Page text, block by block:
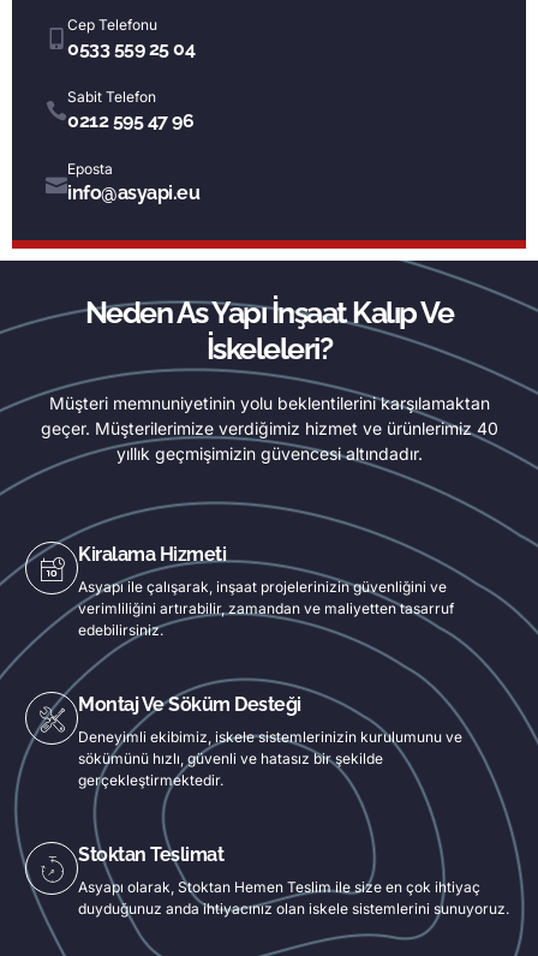
Cep Telefonu
0533 559 25 04
Sabit Telefon
0212 595 47 96
Eposta
info@asyapi.eu
Neden As Yapı İnşaat Kalıp Ve
İskeleleri?
Müşteri memnuniyetinin yolu beklentilerini karşılamaktan
geçer. Müşterilerimize verdiğimiz hizmet ve ürünlerimiz 40
yıllık geçmişimizin güvencesi altındadır.
Kiralama Hizmeti
Asyapı ile çalışarak, inşaat projelerinizin güvenliğini ve
verimliliğini artırabilir, zamandan ve maliyetten tasarruf
edebilirsiniz.
Montaj Ve Söküm Desteği
Deneyimli ekibimiz, iskele sistemlerinizin kurulumunu ve
sökümünü hızlı, güvenli ve hatasız bir şekilde
gerçekleştirmektedir.
Stoktan Teslimat
Asyapı olarak, Stoktan Hemen Teslim ile size en çok ihtiyaç
duyduğunuz anda ihtiyacınız olan iskele sistemlerini sunuyoruz.